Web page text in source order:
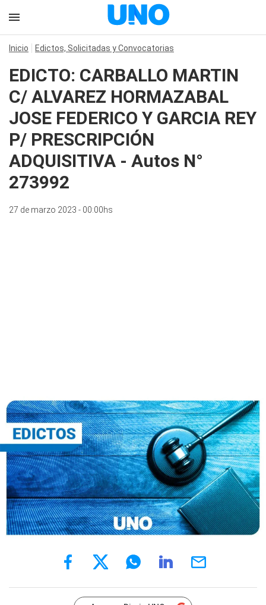
Inicio Edictos, Solicitadas y Convocatorias
EDICTO: CARBALLO MARTIN
C/ ALVAREZ HORMAZABAL
JOSE FEDERICO Y GARCIA REY
P/ PRESCRIPCIÓN
ADQUISITIVA - Autos N°
273992
27 de marzo 2023 - 00:00hs